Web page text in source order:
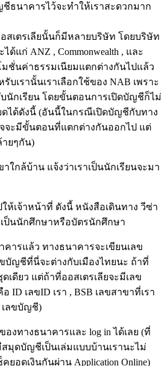
ธนาคารไว้จะทำให้เราสะดวกมาก
เตรเลียนั้นก็มีหลายบริษัท โดยบริษัท
แก่ ANZ , Commonwealth , และ
ชั่นค่าธรรมเนียมแตกต่างกันไปแล้ว
บเรานั้นเราเลือกใช้ของ NAB เพราะ
นักเรียน โดยขั้นตอนการเปิดบัญชีก็ไม่
ดได้ดังนี้ (อันนี้ในกรณีเปิดบัญชีกับทาง
จะมีขั้นตอนที่แตกต่างกันออกไป แต่
ายๆกัน)
ใกล้บ้าน แจ้งว่าเราเป็นนักเรียนจะมา
ให้เจ้าหน้าที่ ดังนี้ หนังสือเดินทาง วีซ่า
ป็นนักศึกษาหรือบัตรนักศึกษา
คารแล้ว ทางธนาคารจะเขียนเลข
บัญชีที่นี่จะต่างกับเมืองไทยนะ ถ้าที่
เดียว แต่ถ้าที่ออสเตรเลียจะมีเลข
ID เลขID เรา , BSB เลขสาขาที่เรา
เลขบัญชี)
งทางธนาคารและ log in ได้เลย (ที่
สมุดบัญชีเป็นเล่มแบบบ้านเรานะไม่
คยอดเงินกันผ่าน Application Online)